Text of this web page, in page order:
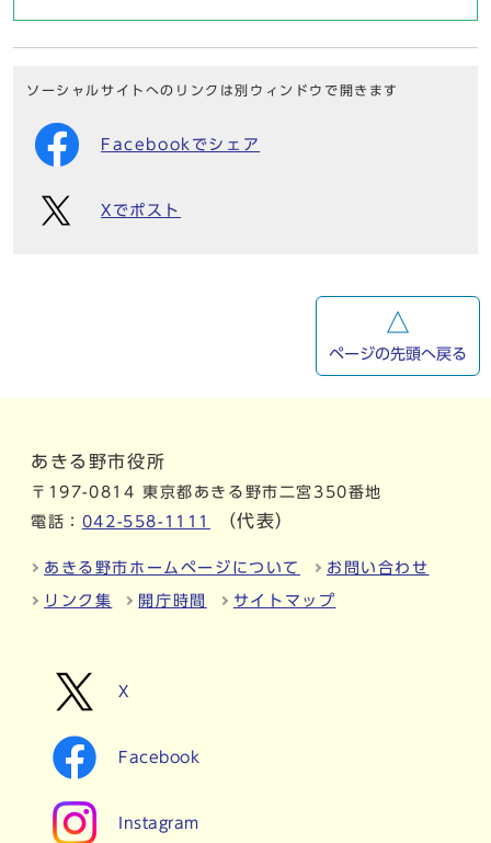
ソーシャルサイトへのリンクは別ウィンドウで開きます
Facebookでシェア
Xでポスト
ページの先頭へ戻る
あきる野市役所
〒197-0814 東京都あきる野市二宮350番地
電話： 042-558-1111 （代表）
あきる野市ホームページについて お問い合わせ
リンク集 開庁時間 サイトマップ
X
Facebook
Instagram